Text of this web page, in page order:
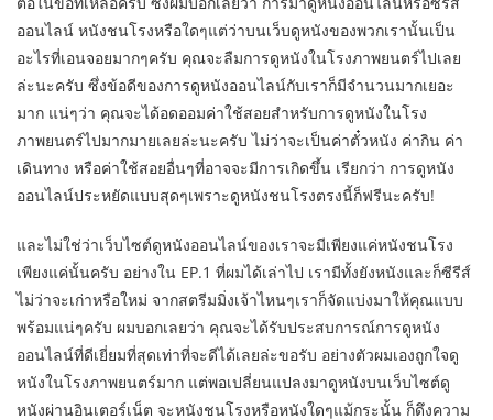
ออนไลน์ หนังชนโรงหรือใดๆแต่ว่าบนเว็บดูหนังของพวกเรานั้นเป็น
อะไรที่เอนจอยมากๆครับ คุณจะลืมการดูหนังในโรงภาพยนตร์ไปเลย
ล่ะนะครับ ซึ่งข้อดีของการดูหนังออนไลน์กับเราก็มีจำนวนมากเยอะ
มาก แน่ๆว่า คุณจะได้อดออมค่าใช้สอยสำหรับการดูหนังในโรง
ภาพยนตร์ไปมากมายเลยล่ะนะครับ ไม่ว่าจะเป็นค่าตั๋วหนัง ค่ากิน ค่า
เดินทาง หรือค่าใช้สอยอื่นๆที่อาจจะมีการเกิดขึ้น เรียกว่า การดูหนัง
ออนไลน์ประหยัดแบบสุดๆเพราะดูหนังชนโรงตรงนี้ก็ฟรีนะครับ!
และไม่ใช่ว่าเว็บไซต์ดูหนังออนไลน์ของเราจะมีเพียงแค่หนังชนโรง
เพียงแค่นั้นครับ อย่างใน EP.1 ที่ผมได้เล่าไป เรามีทั้งยังหนังและก็ซีรีส์
ไม่ว่าจะเก่าหรือใหม่ จากสตรีมมิ่งเจ้าไหนๆเราก็จัดแบ่งมาให้คุณแบบ
พร้อมแน่ๆครับ ผมบอกเลยว่า คุณจะได้รับประสบการณ์การดูหนัง
ออนไลน์ที่ดีเยี่ยมที่สุดเท่าที่จะดีได้เลยล่ะขอรับ อย่างตัวผมเองถูกใจดู
หนังในโรงภาพยนตร์มาก แต่พอเปลี่ยนแปลงมาดูหนังบนเว็บไซต์ดู
หนังผ่านอินเตอร์เน็ต จะหนังชนโรงหรือหนังใดๆแม้กระนั้น ก็ดึงความ